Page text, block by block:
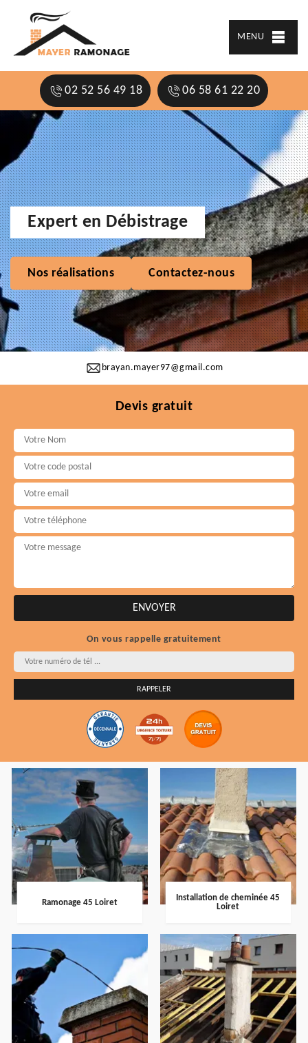
MENU
02 52 56 49 18 06 58 61 22 20
brayan.mayer97@gmail.com
Expert en Débistrage
Nos réalisations Contactez-nous
Devis gratuit
On vous rappelle gratuitement
Ramonage 45 Loiret
Installation de cheminée 45
Loiret